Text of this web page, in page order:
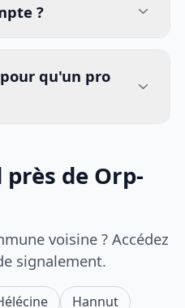
?
qu'un pro
de Orp-
voisine ? Accédez
signalement.
Hannut